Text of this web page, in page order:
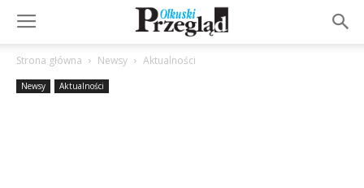
Strona główna Newsy Aktualności
Newsy Aktualności